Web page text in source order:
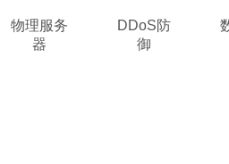
物理服务
器
DDoS防
御